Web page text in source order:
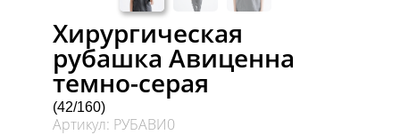
Хирургическая
рубашка Авиценна
темно-серая
(42/160)
Артикул: РУБАВИ0